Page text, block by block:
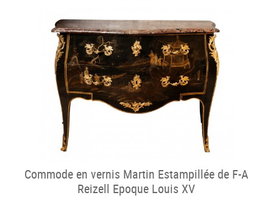
Commode en vernis Martin Estampillée de F-A
Reizell Epoque Louis XV